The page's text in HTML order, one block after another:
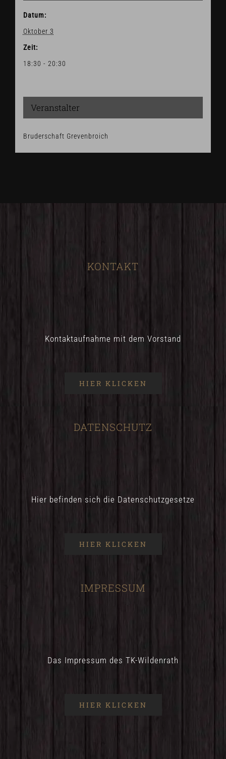
Datum:
Oktober 3
Zeit:
18:30 - 20:30
Veranstalter
Bruderschaft Grevenbroich
KONTAKT
Kontaktaufnahme mit dem Vorstand
HIER KLICKEN
DATENSCHUTZ
Hier befinden sich die Datenschutzgesetze
HIER KLICKEN
IMPRESSUM
Das Impressum des TK-Wildenrath
HIER KLICKEN